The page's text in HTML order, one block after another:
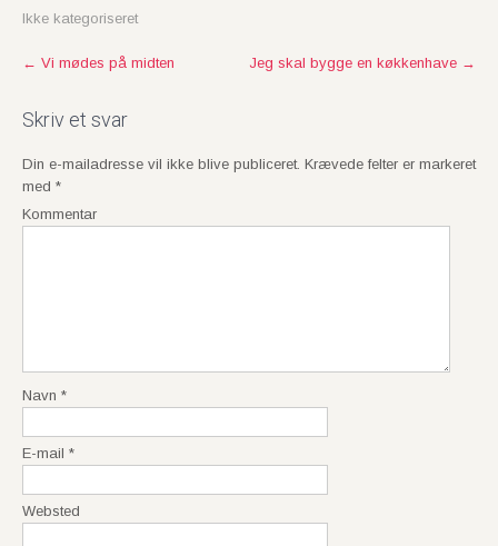
Ikke kategoriseret
P
s
n
a
v
i
o
← Vi mødes på midten Jeg skal bygge en køkkenhave →
Skriv et svar
Din e-mailadresse vil ikke blive publiceret. Krævede felter er markeret
med *
Kommentar
Navn *
E-mail *
Websted